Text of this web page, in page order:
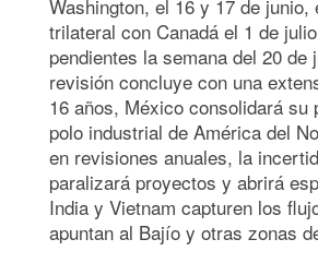
Washington, el 16 y 17 de junio,
trilateral con Canadá el 1 de
pendientes la semana del 20 de
revisión concluye con una
16 años, México consolidará su
polo industrial de América del
en revisiones anuales, la
paralizará proyectos y abrirá
India y Vietnam capturen los
apuntan al Bajío y otras zonas